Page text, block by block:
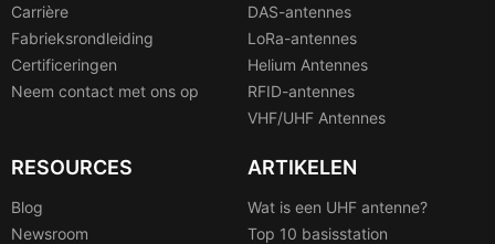
Carrière
Fabrieksrondleiding
Certificeringen
Neem contact met ons op
DAS-antennes
LoRa-antennes
Helium Antennes
RFID-antennes
VHF/UHF Antennes
RESOURCES
Blog
Newsroom
ARTIKELEN
Wat is een UHF antenne?
Top 10 basisstation